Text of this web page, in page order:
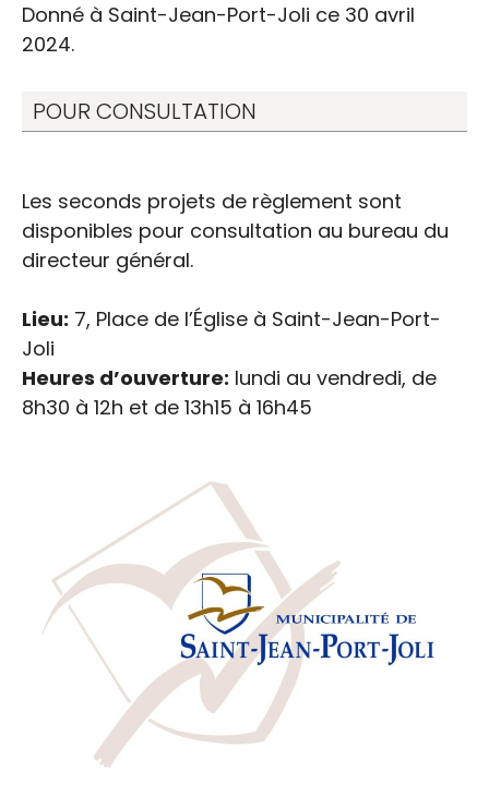
Donné à Saint-Jean-Port-Joli ce 30 avril
2024.
POUR CONSULTATION
Les seconds projets de règlement sont
disponibles pour consultation au bureau du
directeur général.
Lieu: 7, Place de l’Église à Saint-Jean-Port-
Joli
Heures d’ouverture: lundi au vendredi, de
8h30 à 12h et de 13h15 à 16h45